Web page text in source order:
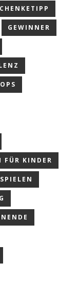
GEWINNER
FÜR KINDER
SPIELEN